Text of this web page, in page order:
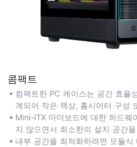
콤팩트
컴팩트한 PC 케이스는 공간 효율
계되어 작은 책상, 홈시어터 구성
상적입니다.
Mini-ITX 마더보드에 대한 하드웨
지 않으면서 최소한의 설치 공간
게 적합합니다.
내부 공간을 최적화하려면 모듈식